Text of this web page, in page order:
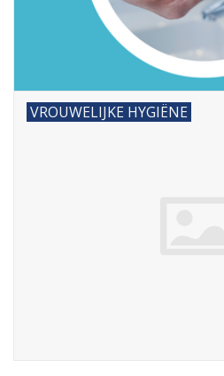
VROUWELIJKE HYGIËNE